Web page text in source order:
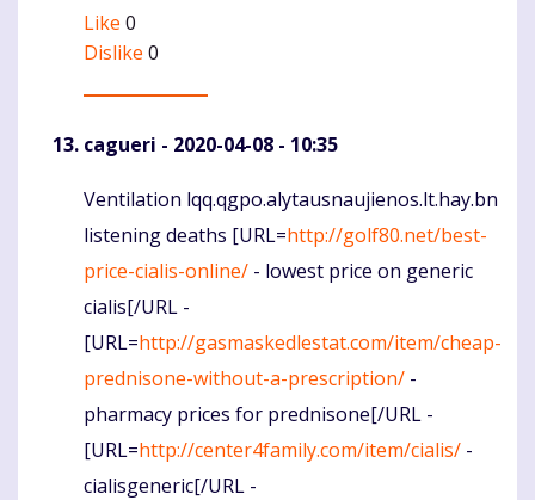
Like 0
Dislike 0
cagueri - 2020-04-08 - 10:35
Komentaras
Ventilation lqq.qgpo.alytausnaujienos.lt.hay.bn
listening deaths [URL=http://golf80.net/best-
price-cialis-online/ - lowest price on generic
cialis[/URL -
[URL=http://gasmaskedlestat.com/item/cheap-
prednisone-without-a-prescription/ -
pharmacy prices for prednisone[/URL -
[URL=http://center4family.com/item/cialis/ -
cialisgeneric[/URL -